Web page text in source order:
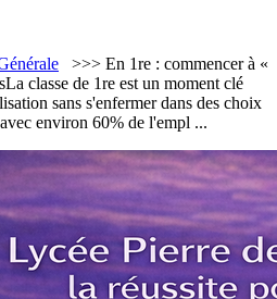
>>> En 1re : commencer à «
classe de 1re est un moment clé
sans s'enfermer dans des choix
environ 60% de l'empl ...